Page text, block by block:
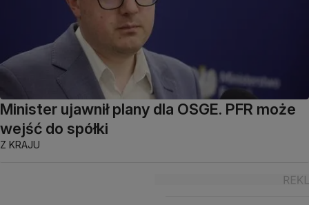
Minister ujawnił plany dla OSGE. PFR może
wejść do spółki
Z KRAJU